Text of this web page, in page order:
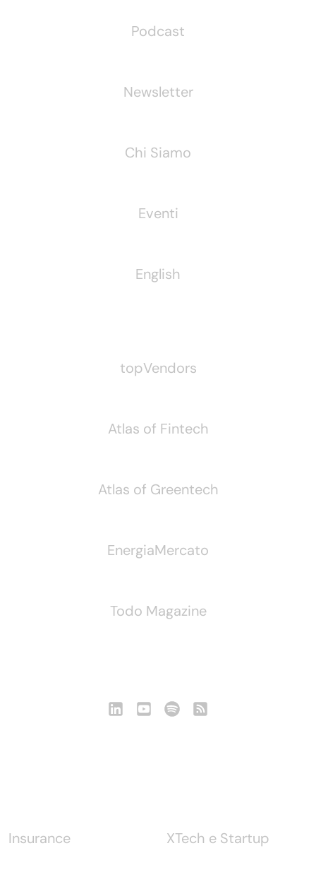
Podcast
Newsletter
Chi Siamo
Eventi
English
topVendors
Atlas of Fintech
Atlas of Greentech
EnergiaMercato
Todo Magazine
Insurance XTech e Startup